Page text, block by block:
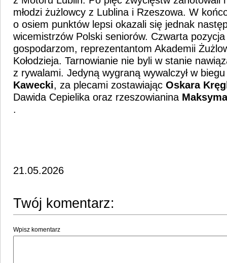
młodzi żużlowcy z Lublina i Rzeszowa. W
o osiem punktów lepsi okazali się jednak
wicemistrzów Polski seniorów. Czwarta pozycja
gospodarzom, reprezentantom Akademii
Kołodzieja. Tarnowianie nie byli w stanie
z rywalami. Jedyną wygraną wywalczył w
Kawecki, za plecami zostawiając Oskara
Dawida Cepielika oraz rzeszowianina
.
21.05.2026
Twój komentarz:
Wpisz komentarz